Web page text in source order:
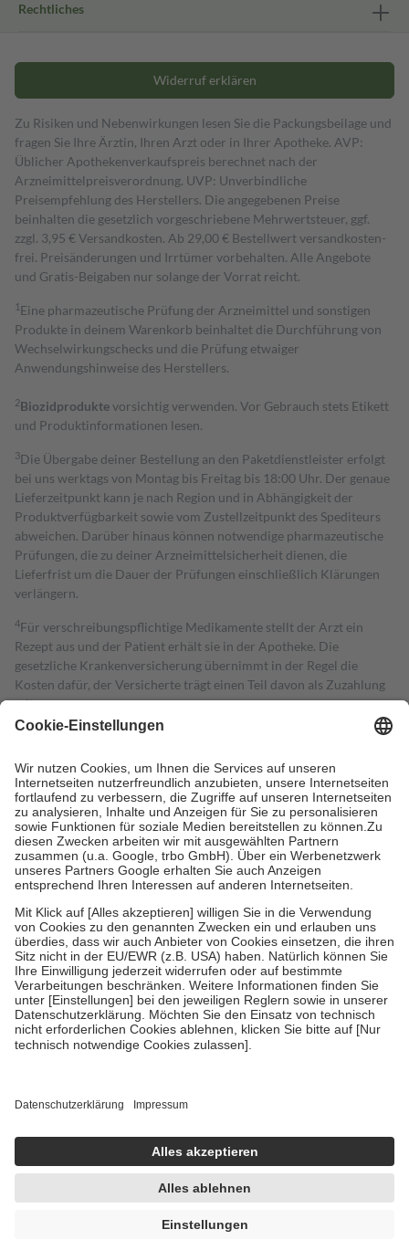
Rechtliches
Widerruf erklären
Zu Risiken und Nebenwirkungen lesen Sie die Packungsbeilage und
fragen Sie Ihre Ärztin, Ihren Arzt oder in Ihrer Apotheke. AVP:
Üblicher Apothekenverkaufspreis berechnet nach der
Arzneimittelpreisverordnung. UVP: Unverbindliche
Preisempfehlung des Herstellers. Die angegebenen Preise
beinhalten die gesetzlich vorgeschriebene Mehrwertsteuer, ggf.
zzgl. 3,95 € Versandkosten. Ab 29,00 € Bestell­wert versand­kosten­
frei. Preisänderungen und Irrtümer vorbehalten. Alle Angebote
und Gratis-Beigaben nur solange der Vorrat reicht.
1 Eine pharmazeutische Prüfung der Arzneimittel und sonstigen
Produkte in deinem Warenkorb beinhaltet die Durchführung von
Wechselwirkungschecks und die Prüfung etwaiger
Anwendungshinweise des Herstellers.
2Biozidproduktevorsichtig verwenden. Vor Gebrauch stets Etikett
und Produktinformationen lesen.
3Die Übergabe deiner Bestellung an den Paketdienstleister erfolgt
bei uns werktags von Montag bis Freitag bis 18:00 Uhr. Der genaue
Lieferzeitpunkt kann je nach Region und in Abhängigkeit der
Produktverfügbarkeit sowie vom Zustellzeitpunkt des Spediteurs
abweichen. Darüber hinaus können notwendige pharmazeutische
Prüfungen, die zu deiner Arzneimittelsicherheit dienen, die
Lieferfrist um die Dauer der Prüfungen einschließlich Klärungen
verlängern.
4Für verschreibungspflichtige Medikamente stellt der Arzt ein
Rezept aus und der Patient erhält sie in der Apotheke. Die
gesetzliche Krankenversicherung übernimmt in der Regel die
Kosten dafür, der Versicherte trägt einen Teil davon als Zuzahlung
mit.
Grundsätzlich leisten Mitglieder Zuzahlungen in Höhe von zehn
höchstens zehn Euro.
Es sind jedoch nie mehr als die tatsächlichen
Kosten der Leistung zu entrichten.
Diese Regeln gelten grundsätzlich auch für Online-Apotheken.
Bei Heilmitteln und häuslicher Krankenpflege beträgt die
Zuzahlung zehn Prozent der Kosten sowie zehn Euro je
Verordnung.
Um das Engagement der Versicherten für ihre eigene Gesundheit zu
stärken und die besondere Stellung der Familie zu unterstützen,
fallenkeine Zuzahlungenan bei:
• Kindern und Jugendlichen bis zum vollendeten 18. Lebensjahr
mit Ausnahme der Fahrkosten
• Untersuchungen zur Vorsorge und Früherkennung, die von der
GKV getragen werden
• empfohlenen Schutzimpfungen
• Harn- und Blutteststreifen
getroffen, um sicherzustellen, dass es sich um echte Bewertungen
https://help.etrusted.com/hc/de/articles/4419944605341
Einige Bilder und Inhalte wurden unter Zuhilfenahme künstlicher